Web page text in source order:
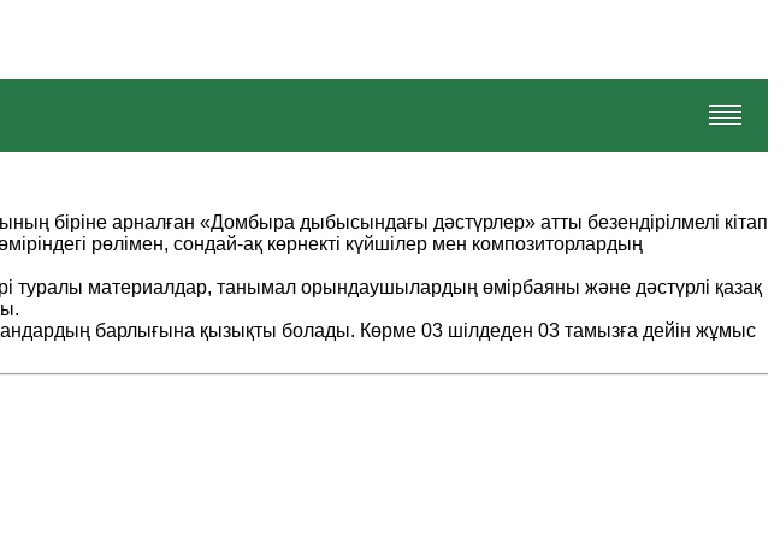
біріне арналған «Домбыра дыбысындағы дәстүрлер» атты безендірілмелі кітап
рөлімен, сондай-ақ көрнекті күйшілер мен композиторлардың
туралы материалдар, танымал орындаушылардың өмірбаяны және дәстүрлі қазақ
барлығына қызықты болады. Көрме 03 шілдеден 03 тамызға дейін жұмыс